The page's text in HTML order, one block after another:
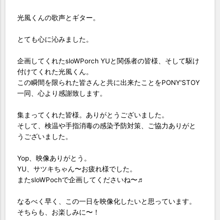
光風くんの歌声とギター。
とても心に沁みました。
企画してくれたsloWPorch YUと関係者の皆様、そして駆け
付けてくれた光風くん。
この瞬間を限られた皆さんと共に出来たことをPONY'STOY
一同、心より感謝致します。
集まってくれた皆様。ありがとうございました。
そして、検温や手指消毒の感染予防対策、ご協力ありがと
うございました。
Yop、映像ありがとう。
YU、サツキちゃん〜お疲れ様でした。
またsloWPochで企画してくださいね〜♬
なるべく早く、この一日を映像化したいと思っています。
そちらも、お楽しみに〜！